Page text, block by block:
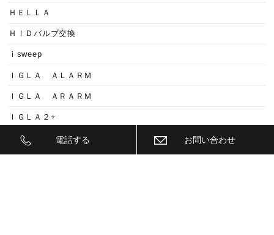
ＨＥＬＬＡ
ＨＩＤバルブ交換
ｉsweep
ＩＧＬＡ ＡＬＡＲＭ
ＩＧＬＡ ＡＲＡＲＭ
ＩＧＬＡ２+
ＩＩＤ 電話する お問い合わせ